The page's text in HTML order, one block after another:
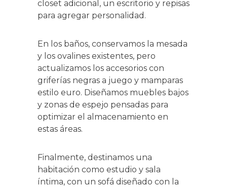
closet adicional, un escritorio y repisas
para agregar personalidad.
En los baños, conservamos la mesada
y los ovalines existentes, pero
actualizamos los accesorios con
griferías negras a juego y mamparas
estilo euro. Diseñamos muebles bajos
y zonas de espejo pensadas para
optimizar el almacenamiento en
estas áreas.
Finalmente, destinamos una
habitación como estudio y sala
íntima, con un sofá diseñado con la